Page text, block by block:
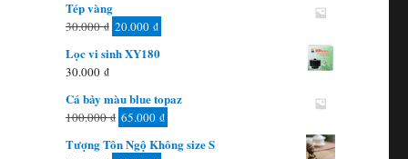
Tép vàng
30.000₫ Giá
là:
20.000₫
20.000 ₫.
Lọc vi sinh XY180
30.000 ₫
Cá bảy màu blue topaz
100.000₫ Giá
là:
65.000₫
tại
Tượng Tôn Ngộ Không size S